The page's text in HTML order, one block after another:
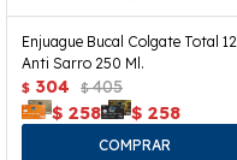
Enjuague Bucal Colgate Total 12
Anti Sarro 250 Ml.
$ 304 $ 405
$ 258 $ 258